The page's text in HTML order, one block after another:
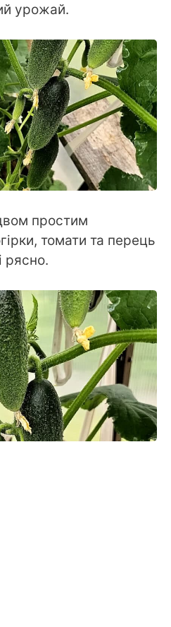
урожай.
простим
томати та перець
рясно.